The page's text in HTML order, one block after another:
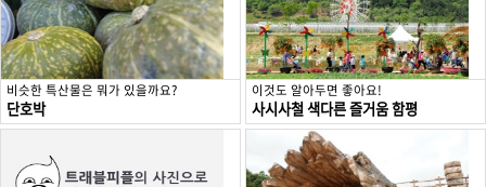
비슷한 특산물은 뭐가 있을까요?
단호박
이것도 알아두면 좋아요!
사시사철 색다른 즐거움 함평